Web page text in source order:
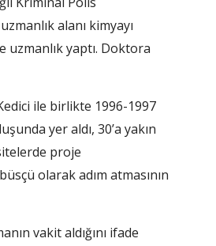
alanı kimyayı
uzmanlık yaptı. Doktora
ile birlikte 1996-1997
yer aldı, 30’a yakın
proje
olarak adım atmasının
vakit aldığını ifa­de